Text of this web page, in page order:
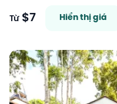
Từ$7 Hiển thị giá